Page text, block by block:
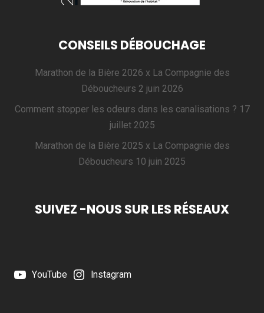
CONSEILS DÉBOUCHAGE
Marathon de la Bière 2026 x La Compagnie des
Déboucheurs 2 juin 2026
Comment stopper les odeurs dans les canalisations ? 17
juillet 2025
Marathon de la Bière 2025 x La Compagnie des
Déboucheurs 10 juin 2025
SUIVEZ -NOUS SUR LES RÉSEAUX
YouTube Instagram